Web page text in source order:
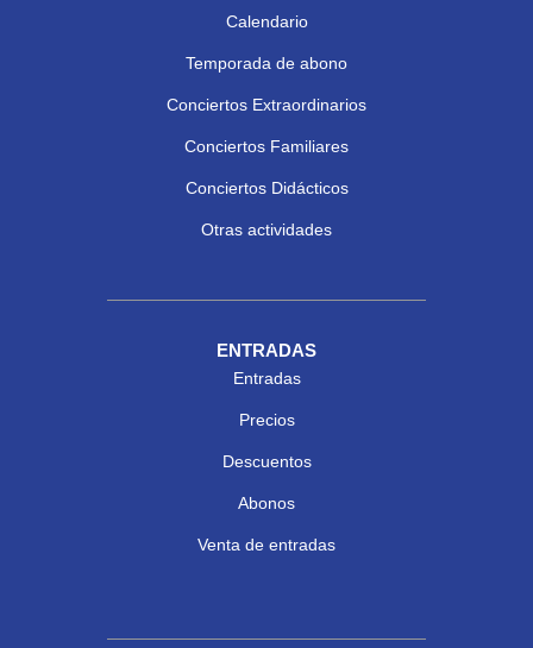
Calendario
Temporada de abono
Conciertos Extraordinarios
Conciertos Familiares
Conciertos Didácticos
Otras actividades
ENTRADAS
Entradas
Precios
Descuentos
Abonos
Venta de entradas